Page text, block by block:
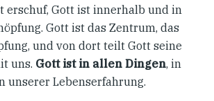
erschuf, Gott ist innerhalb und in
Gott ist das Zentrum, das
und von dort teilt Gott seine
uns. Gott ist in allen Dingen, in
unserer Lebenserfahrung.